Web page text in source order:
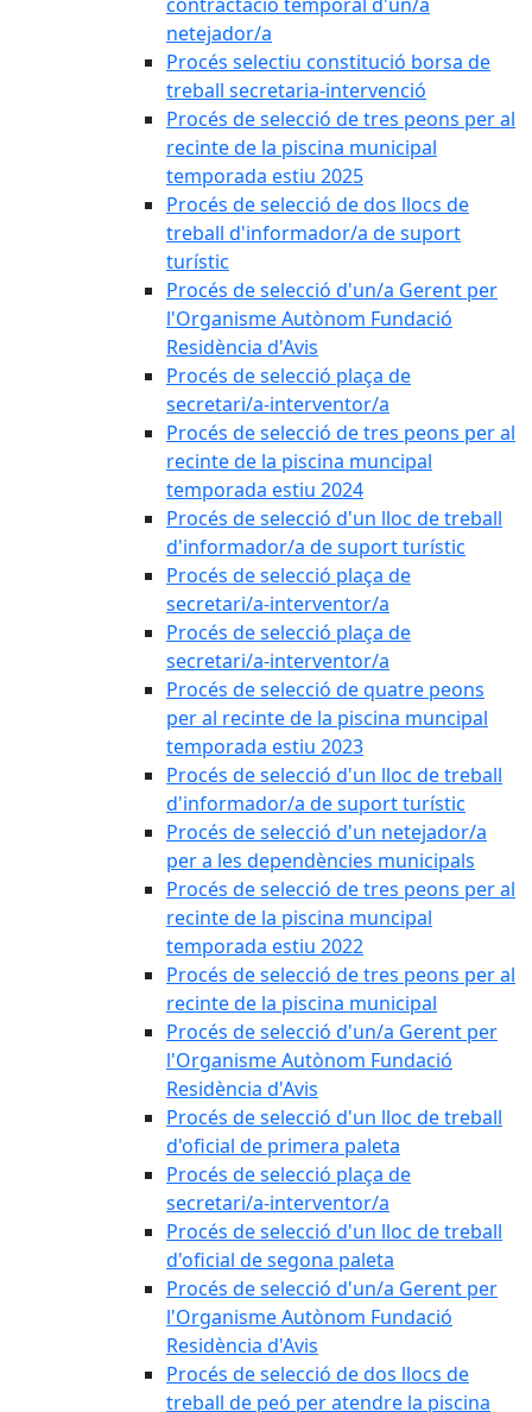
netejador/a
Procés selectiu constitució borsa de
treball secretaria-intervenció
Procés de selecció de tres peons per al
recinte de la piscina municipal
temporada estiu 2025
Procés de selecció de dos llocs de
treball d'informador/a de suport
turístic
Procés de selecció d'un/a Gerent per
l'Organisme Autònom Fundació
Residència d'Avis
Procés de selecció plaça de
secretari/a-interventor/a
Procés de selecció de tres peons per al
recinte de la piscina muncipal
temporada estiu 2024
Procés de selecció d'un lloc de treball
d'informador/a de suport turístic
Procés de selecció plaça de
secretari/a-interventor/a
Procés de selecció plaça de
secretari/a-interventor/a
Procés de selecció de quatre peons
per al recinte de la piscina muncipal
temporada estiu 2023
Procés de selecció d'un lloc de treball
d'informador/a de suport turístic
Procés de selecció d'un netejador/a
per a les dependències municipals
Procés de selecció de tres peons per al
recinte de la piscina muncipal
temporada estiu 2022
Procés de selecció de tres peons per al
recinte de la piscina municipal
Procés de selecció d'un/a Gerent per
l'Organisme Autònom Fundació
Residència d'Avis
Procés de selecció d'un lloc de treball
d'oficial de primera paleta
Procés de selecció plaça de
secretari/a-interventor/a
Procés de selecció d'un lloc de treball
d'oficial de segona paleta
Procés de selecció d'un/a Gerent per
l'Organisme Autònom Fundació
Residència d'Avis
Procés de selecció de dos llocs de
treball de peó per atendre la piscina